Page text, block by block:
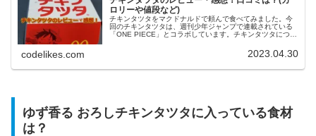
ロリーや値段など)
チキンタツタをマクドナルドで頼んで食べてみました。今
回のチキンタツタは、週刊少年ジャンプで連載されている
「ONE PIECE」とコラボしています。チキンタツタについ
codelikes.com 2023.04.30
ゆず香る おろしチキンタツタに入っている食材
は？